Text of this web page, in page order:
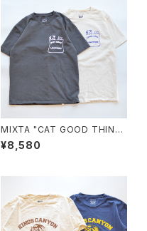
MIXTA "CAT GOOD THING
ADOPTION Tee"
¥8,580